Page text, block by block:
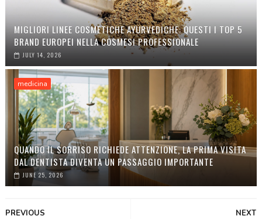
MIGLIORI LINEE COSMETICHE AYURVEDICHE: QUESTI I TOP 5
BRAND EUROPEI NELLA COSMESI PROFESSIONALE
JULY 14, 2026
medicina
QUANDO IL SORRISO RICHIEDE ATTENZIONE, LA PRIMA VISITA
DAL DENTISTA DIVENTA UN PASSAGGIO IMPORTANTE
JUNE 25, 2026
NEXT
PREVIOUS